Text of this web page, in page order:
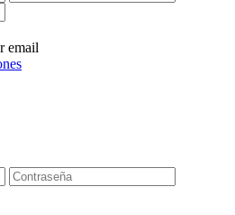
email